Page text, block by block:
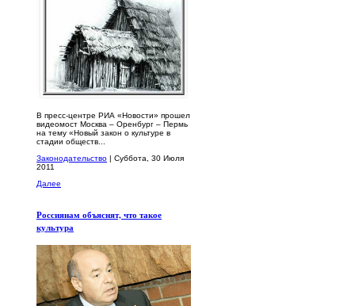
В пресс-центре РИА «Новости» прошел
видеомост Москва – Оренбург – Пермь
на тему «Новый закон о культуре в
стадии обществ...
Законодательство | Суббота, 30 Июля
2011
Далее
Россиянам объяснят, что такое
культура